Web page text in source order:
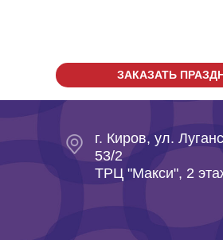
ЗАКАЗАТЬ
г. Киров, ул.
53/2
ТРЦ "Макси", 2